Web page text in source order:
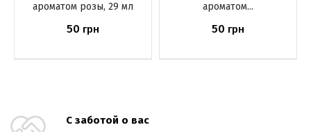
ароматом розы, 29 мл
50 грн
ароматом...
50 грн
С заботой о вас